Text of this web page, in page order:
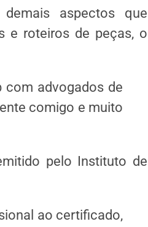
aspectos que
e roteiros de peças, o
com advogados de
comigo e muito
pelo Instituto de
ao certificado,